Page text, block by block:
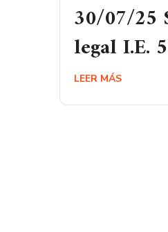
30/07/25
legal I.E.
LEER MÁS